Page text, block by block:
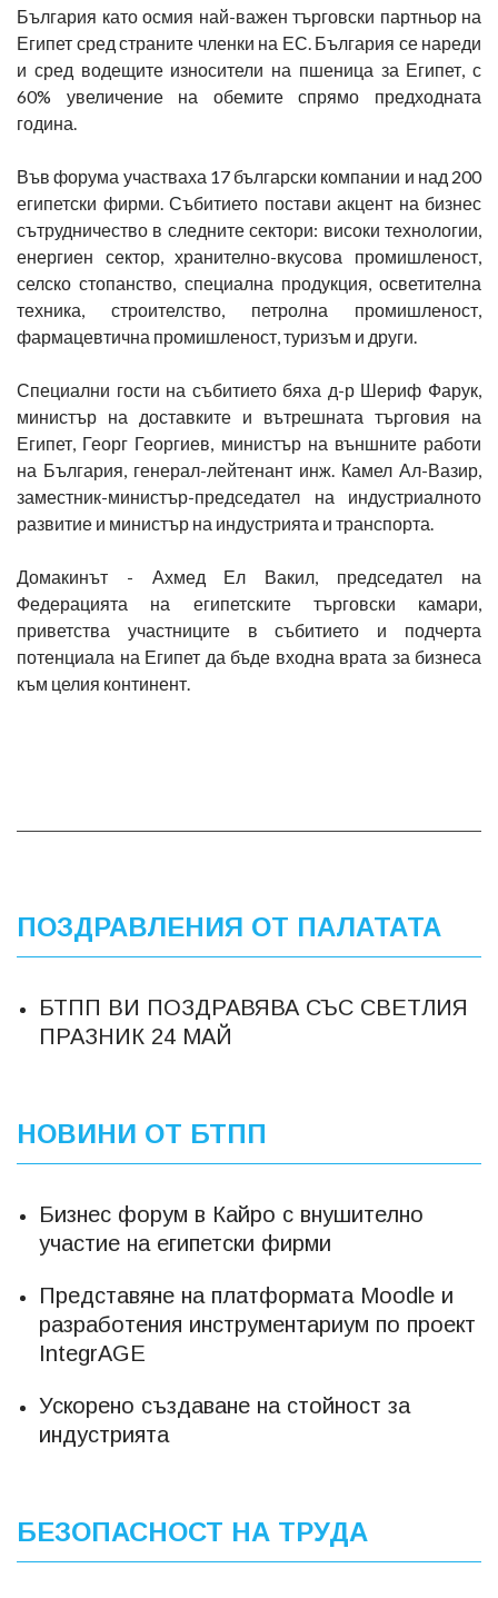
България като осмия най-важен търговски партньор на
Египет сред страните членки на ЕС. България се нареди
и сред водещите износители на пшеница за Египет, с
60% увеличение на обемите спрямо предходната
година.
Във форума участваха 17 български компании и над 200
египетски фирми. Събитието постави акцент на бизнес
сътрудничество в следните сектори: високи технологии,
енергиен сектор, хранително-вкусова промишленост,
селско стопанство, специална продукция, осветителна
техника, строителство, петролна промишленост,
фармацевтична промишленост, туризъм и други.
Специални гости на събитието бяха д-р Шериф Фарук,
министър на доставките и вътрешната търговия на
Египет, Георг Георгиев, министър на външните работи
на България, генерал-лейтенант инж. Камел Ал-Вазир,
заместник-министър-председател на индустриалното
развитие и министър на индустрията и транспорта.
Домакинът - Ахмед Ел Вакил, председател на
Федерацията на египетските търговски камари,
приветства участниците в събитието и подчерта
потенциала на Египет да бъде входна врата за бизнеса
към целия континент.
ПОЗДРАВЛЕНИЯ ОТ ПАЛАТАТА
БТПП ВИ ПОЗДРАВЯВА СЪС СВЕТЛИЯ
ПРАЗНИК 24 МАЙ
НОВИНИ ОТ БТПП
Бизнес форум в Кайро с внушително
участие на египетски фирми
Представяне на платформата Мооdle и
разработения инструментариум по проект
IntegrAGE
Ускорено създаване на стойност за
индустрията
БЕЗОПАСНОСТ НА ТРУДА